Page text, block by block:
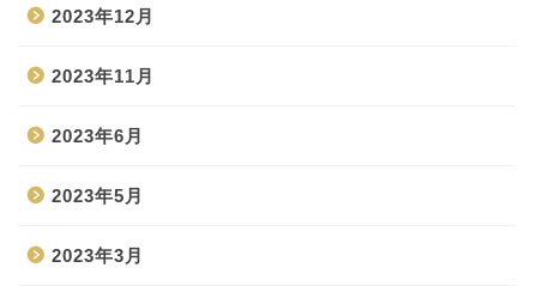
2023年12月
2023年11月
2023年6月
2023年5月
2023年3月